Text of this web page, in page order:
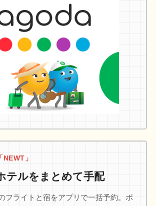
」
テルをまとめて手配
フライトと宿をアプリで一括予約。ポ